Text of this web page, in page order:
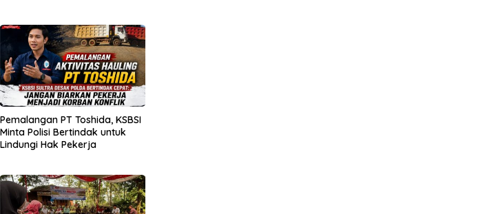
Pemalangan PT Toshida, KSBSI
Minta Polisi Bertindak untuk
Lindungi Hak Pekerja